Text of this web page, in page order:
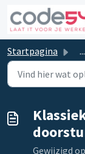
Doorgaan naar
Startpagina ...
Gewijzigd